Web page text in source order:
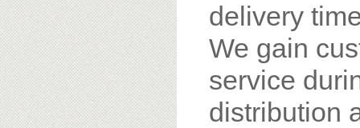
delivery
We gain
service
distribution